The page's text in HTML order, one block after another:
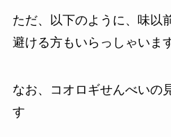
ただ、以下のように、味以
避ける方もいらっしゃいま
なお、コオロギせんべいの
す